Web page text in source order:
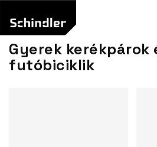
fő
tartalomhoz
Gyerek kerékpárok
futóbiciklik